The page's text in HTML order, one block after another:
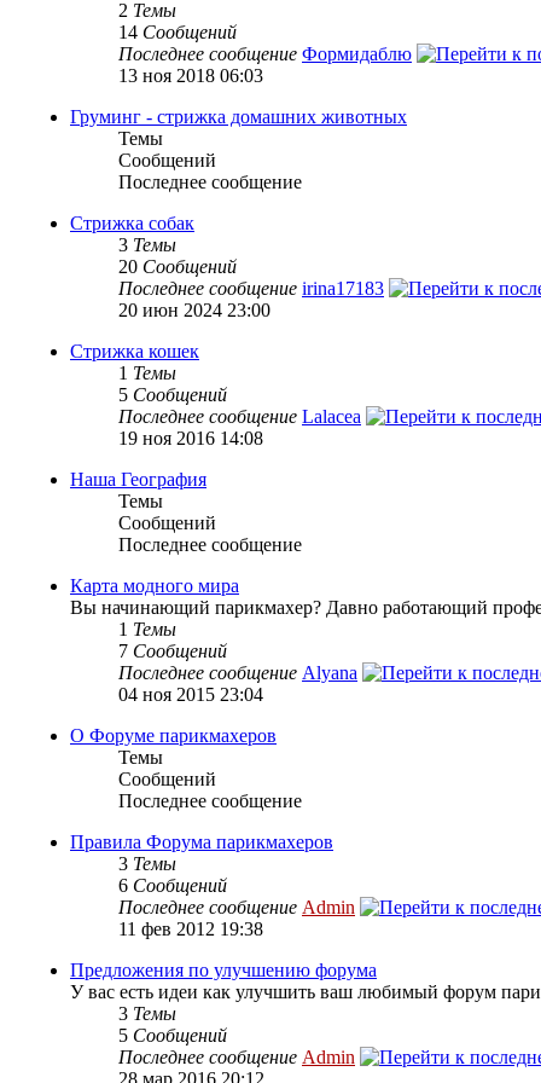
2 Темы
14 Сообщений
Последнее сообщение Формидаблю
13 ноя 2018 06:03
Груминг - стрижка домашних животных
Темы
Сообщений
Последнее сообщение
Стрижка собак
3 Темы
20 Сообщений
Последнее сообщение irina17183
20 июн 2024 23:00
Стрижка кошек
1 Темы
5 Сообщений
Последнее сообщение Lalacea
19 ноя 2016 14:08
Наша География
Темы
Сообщений
Последнее сообщение
Карта модного мира
Вы начинающий парикмахер? Давно работающий
1 Темы
7 Сообщений
Последнее сообщение Alyana
04 ноя 2015 23:04
О Форуме парикмахеров
Темы
Сообщений
Последнее сообщение
Правила Форума парикмахеров
3 Темы
6 Сообщений
Последнее сообщение Admin
11 фев 2012 19:38
Предложения по улучшению форума
У вас есть идеи как улучшить ваш любимый форум
3 Темы
5 Сообщений
Последнее сообщение Admin
28 мар 2016 20:12